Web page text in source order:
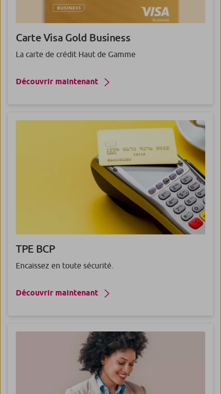
Carte Visa Gold Business
La carte de crédit Haut de Gamme
Découvrir maintenant
TPEBCP
Encaissez en toute sécurité.
Découvrir maintenant